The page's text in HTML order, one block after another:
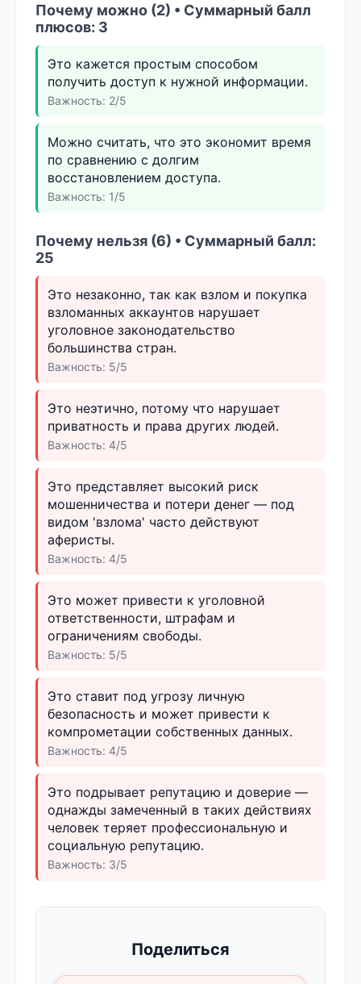
Почему можно (2) • Суммарный балл
плюсов: 3
Это кажется простым способом
получить доступ к нужной информации.
Важность: 2/5
Можно считать, что это экономит время
по сравнению с долгим
восстановлением доступа.
Важность: 1/5
Почему нельзя (6) • Суммарный балл:
25
Это незаконно, так как взлом и покупка
взломанных аккаунтов нарушает
уголовное законодательство
большинства стран.
Важность: 5/5
Это неэтично, потому что нарушает
приватность и права других людей.
Важность: 4/5
Это представляет высокий риск
мошенничества и потери денег — под
видом 'взлома' часто действуют
аферисты.
Важность: 4/5
Это может привести к уголовной
ответственности, штрафам и
ограничениям свободы.
Важность: 5/5
Это ставит под угрозу личную
безопасность и может привести к
компрометации собственных данных.
Важность: 4/5
Это подрывает репутацию и доверие —
однажды замеченный в таких действиях
человек теряет профессиональную и
социальную репутацию.
Важность: 3/5
Поделиться